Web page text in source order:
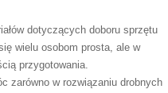
dotyczących doboru sprzętu
wielu osobom prosta, ale w
przygotowania.
zarówno w rozwiązaniu drobnych